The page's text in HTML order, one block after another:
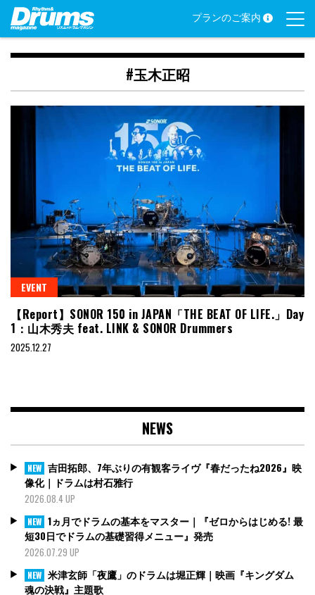
Skip
content
プランのご案内
#玉木正昭
EVENT
【Report】SONOR 150 in JAPAN「THE BEAT OF LIFE.」Day
1：山木秀夫 feat. LINK & SONOR Drummers
2025.12.27
NEWS
NEW 吉田拓郎、7年ぶりの有観客ライヴ『春だったね2026』映
像化｜ドラムは村石雅行
2026.08.4 UP
NEW 1ヵ月でドラムの基本をマスター｜『ゼロからはじめる! 最
短30日でドラムの基礎習得メニュー』発売
2026.07.29 UP
NEW 米津玄師「夜鷹」のドラムは堀正輝｜映画『キングダム
魂の決戦』主題歌